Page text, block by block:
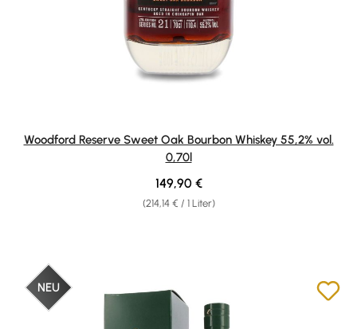
Woodford Reserve Sweet Oak Bourbon Whiskey 55,2% vol.
0,70l
(214,14 € / 1 Liter)
Regulärer Preis:
149,90 €
NEU